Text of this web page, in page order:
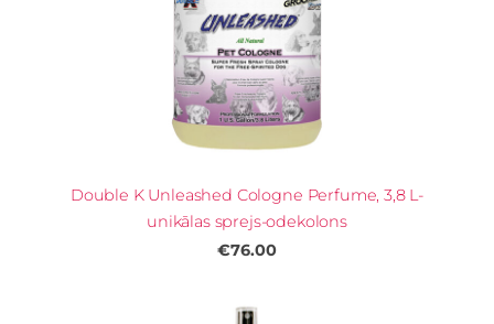
Double K Unleashed Cologne Perfume, 3,8 L-
unikālas sprejs-odekolons
€76.00